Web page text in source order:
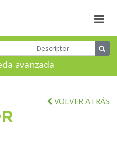
avanzada
VOLVER ATRÁS